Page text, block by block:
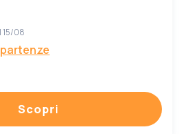
15/08
Scopri